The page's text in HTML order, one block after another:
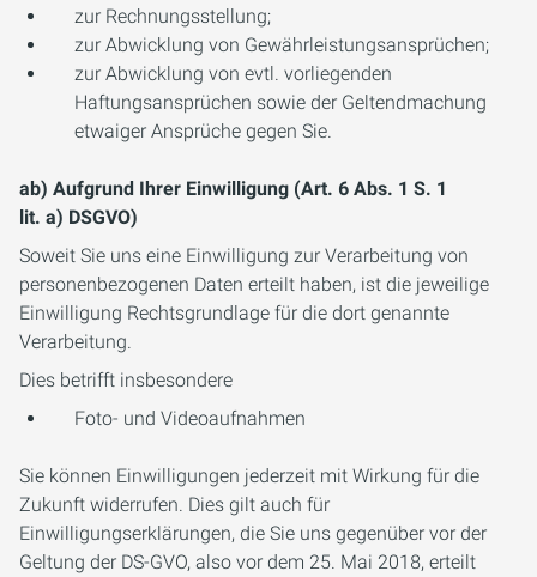
zur Rechnungsstellung;
zur Abwicklung von Gewährleistungsansprüchen;
zur Abwicklung von evtl. vorliegenden
Haftungsansprüchen sowie der Geltendmachung
etwaiger Ansprüche gegen Sie.
ab) Aufgrund Ihrer Einwilligung (Art. 6 Abs. 1 S. 1
lit. a) DSGVO)
Soweit Sie uns eine Einwilligung zur Verarbeitung von
personenbezogenen Daten erteilt haben, ist die jeweilige
Einwilligung Rechtsgrundlage für die dort genannte
Verarbeitung.
Dies betrifft insbesondere
Foto- und Videoaufnahmen
Sie können Einwilligungen jederzeit mit Wirkung für die
Zukunft widerrufen. Dies gilt auch für
Einwilligungserklärungen, die Sie uns gegenüber vor der
Geltung der DS-GVO, also vor dem 25. Mai 2018, erteilt